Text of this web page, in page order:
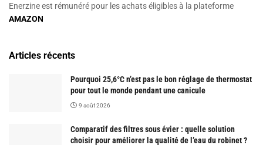
Enerzine est rémunéré pour les achats éligibles à la plateforme
AMAZON
Articles récents
Pourquoi 25,6°C n’est pas le bon réglage de thermostat
pour tout le monde pendant une canicule
9 août 2026
Comparatif des filtres sous évier : quelle solution
choisir pour améliorer la qualité de l’eau du robinet ?